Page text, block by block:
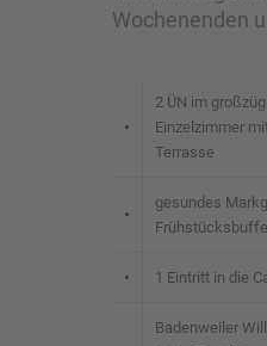
Wochenenden
•
2 ÜN im
Einzelzimmer
Terrasse
•
gesundes
• 1 Eintritt in die
Badenweiler